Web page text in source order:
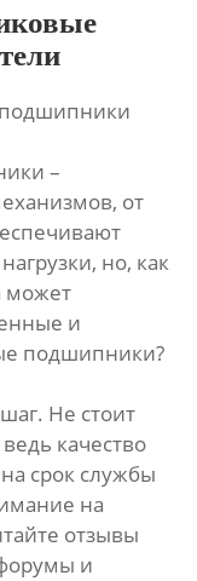
–
от
но, как
может
и
подшипники?
Не стоит
качество
срок службы
на
отзывы
и